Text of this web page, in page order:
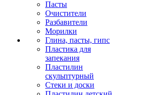
Пасты
Очистители
Разбавители
Морилки
Глина, пасты, гипс
Пластика для
запекания
Пластилин
скульптурный
Стеки и доски